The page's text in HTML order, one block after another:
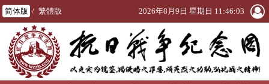
简体版 / 繁體版 2026年8月9日 星期日 11:46:04